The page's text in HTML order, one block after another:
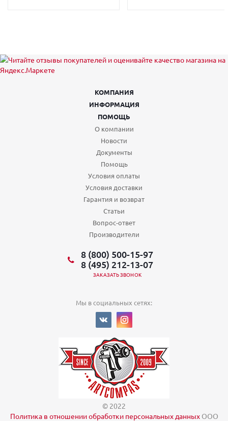
КОМПАНИЯ
ИНФОРМАЦИЯ
ПОМОЩЬ
О компании
Новости
Документы
Помощь
Условия оплаты
Условия доставки
Гарантия и возврат
Статьи
Вопрос-ответ
Производители
8 (800) 500-15-97
8 (495) 212-13-07
ЗАКАЗАТЬ ЗВОНОК
Мы в социальных сетях:
© 2022
Политика в отношении обработки персональных данныхООО